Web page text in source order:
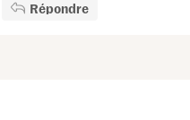
Répondre